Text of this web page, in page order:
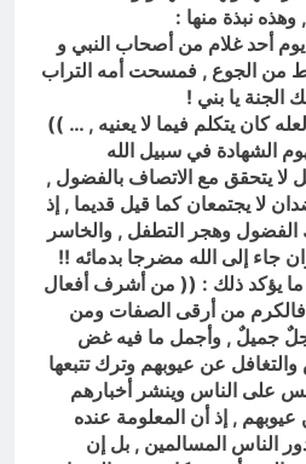
نبذة منها :
أحد غلام من أصحاب النبي و
من الجوع , فمسحت أمه التراب
الجنة يا بني !
كان يتكلم فيما لا يعنيه , … ))
الشهادة في سبيل الله
لا يتحقق مع الاتصاف بالفضول ,
لا يجتمعان كما قيل قديما , إذ
الفضول وهجر التطفل , والخاسر
جاء إلى الله مضرجا بدمائه !!
ما يؤكد ذلك : (( من أشرف أفعال
فالكرم من أرقى الصفات ومن
جميلٌ , وأجمل ما فيه غض
عن عيوبهم وترك تتبعها
على الناس وينشر أخبارهم
, إذ أن المعلومة عنده
الناس المسالمين , بل إن